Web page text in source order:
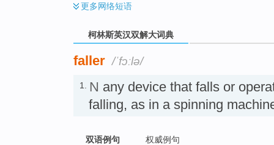
更多网络短语
柯林斯英汉双解大词典
faller /ˈfɔːlə/
1. N any device that falls or
falling, as in a spinning
双语例句 权威例句